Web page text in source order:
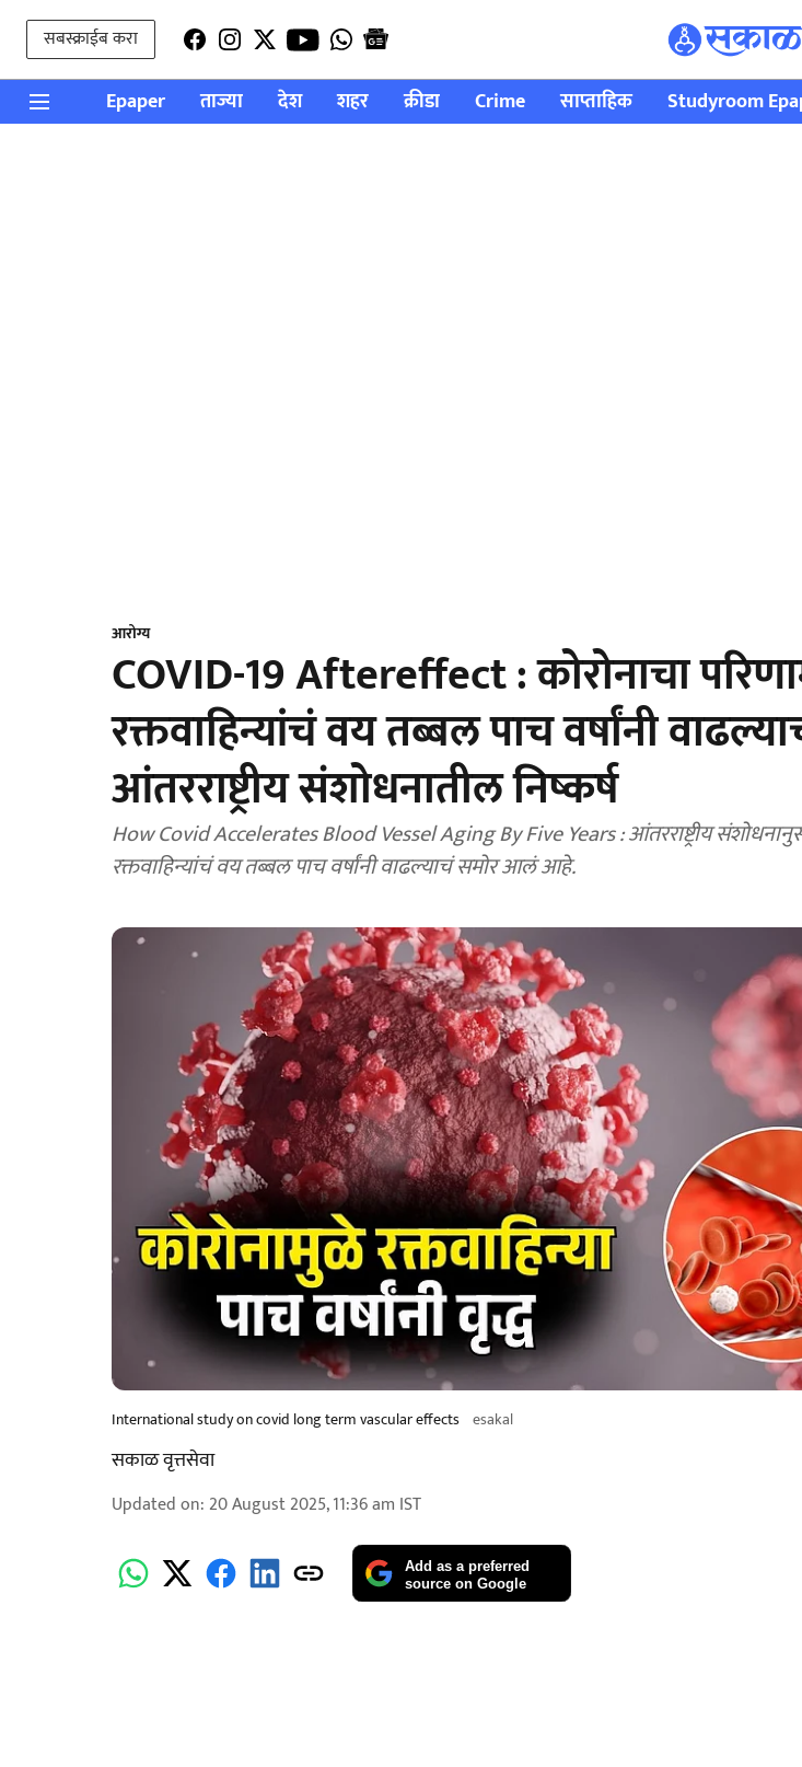
सबस्क्राईब करा
Epaper ताज्या देश शहर क्रीडा Crime साप्ताहिक Studyroom
आरोग्य
COVID-19 Aftereffect : कोरोनाचा
रक्तवाहिन्यांचं वय तब्बल पाच वर्षांनी
आंतरराष्ट्रीय संशोधनातील निष्कर्ष
How Covid Accelerates Blood Vessel Aging By Five Years : आंतरराष्ट्रीय
रक्तवाहिन्यांचं वय तब्बल पाच वर्षांनी वाढल्याचं समोर आलं आहे.
International study on covid long term vascular effects esakal
सकाळ वृत्तसेवा
Updated on: 20 August 2025, 11:36 am IST
Add as a preferred
source on Google